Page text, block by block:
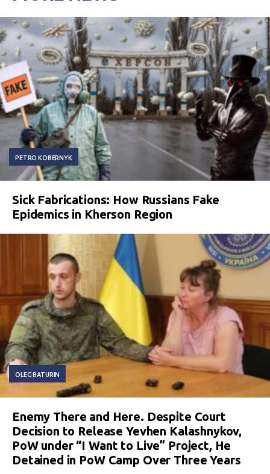
PETRO KOBERNYK
Sick Fabrications: How Russians Fake
Epidemics in Kherson Region
OLEG BATURIN
Enemy There and Here. Despite Court
Decision to Release Yevhen Kalashnykov,
PoW under “I Want to Live” Project, He
Detained in PoW Camp Over Three Years